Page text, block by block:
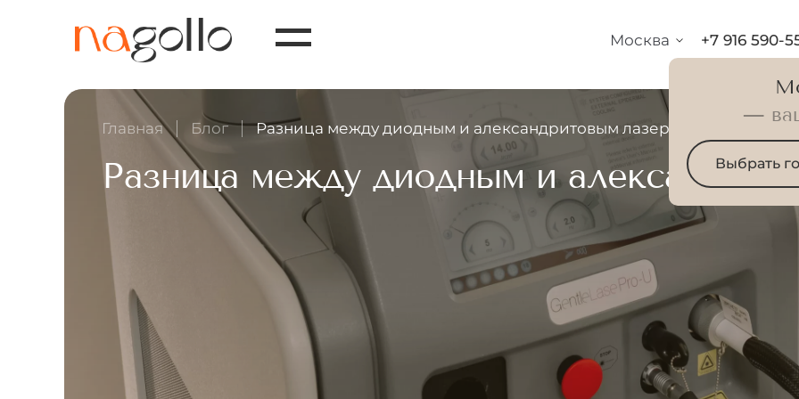
Москва
—
Выбрать
+7 916 590-
Главная Блог Разница между диодным и александритовым лазером
Разница между диодным и